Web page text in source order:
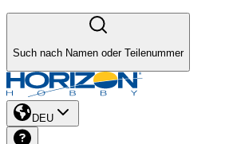
Such nach Namen oder Teilenummer
DEU